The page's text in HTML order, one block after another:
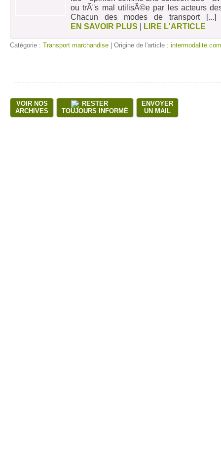
ou trÃ¨s mal utilisÃ©e par les acteurs
Chacun des modes de transport
EN SAVOIR PLUS | LIRE L'ARTICLE
Catégorie : Transport marchandise | Origine de l'article : intermodalite.com
VOIR NOS
ARCHIVES
RESTER
TOUJOURS INFORMÉ
ENVOYER
UN MAIL